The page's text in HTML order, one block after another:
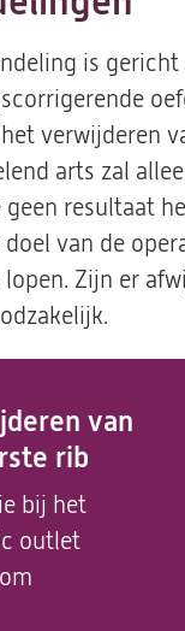
is
verwijderen
arts zal
geen resultaat
doel van de
lopen. Zijn er
van
rib
bij het
outlet